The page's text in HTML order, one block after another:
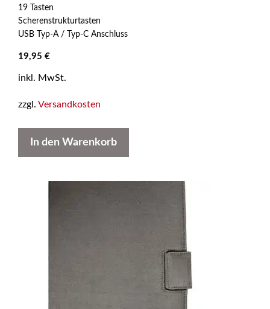
n
19 Tasten
Scherenstrukturtasten
USB Typ-A / Typ-C Anschluss
19,95 €
inkl. MwSt.
zzgl. Versandkosten
In den Warenkorb